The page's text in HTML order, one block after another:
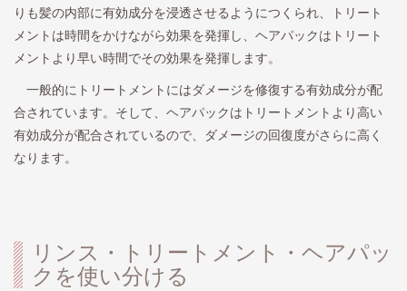
りも髪の内部に有効成分を浸透させるようにつくられ、トリート
メントは時間をかけながら効果を発揮し、ヘアパックはトリート
メントより早い時間でその効果を発揮します。
一般的にトリートメントにはダメージを修復する有効成分が配
合されています。そして、ヘアパックはトリートメントより高い
有効成分が配合されているので、ダメージの回復度がさらに高く
なります。
リンス・トリートメント・ヘアパッ
クを使い分ける